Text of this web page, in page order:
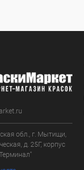
обл., г. Мытищи,
д. 25Г, корпус